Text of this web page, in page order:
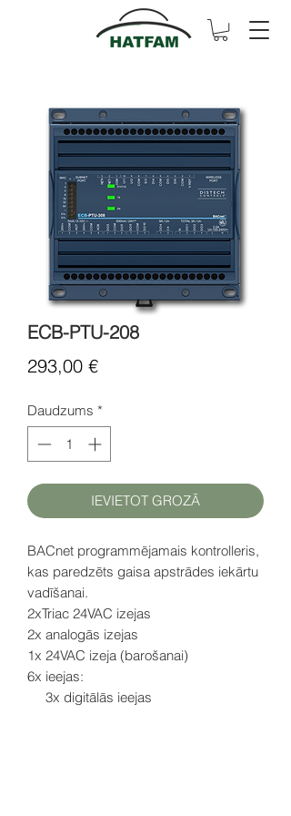
ECB-PTU-208
293,00 €Cena
Daudzums *
IEVIETOT GROZĀ
BACnet programmējamais kontrolleris,
kas paredzēts gaisa apstrādes iekārtu
vadīšanai.
2xTriac 24VAC izejas
2x analogās izejas
1x 24VAC izeja (barošanai)
6x ieejas:
3x digitālās ieejas